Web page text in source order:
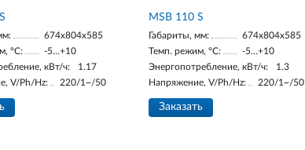
674х804х585
°С:
-5…+10
кВт/ч:
1.17
V/Ph/Hz:
220/1~/50
MSB 110 S
Габариты, мм:
674х804х585
Темп. режим, °С:
-5…+10
Энергопотребление, кВт/ч:
1.3
Напряжение, V/Ph/Hz:
220/1~/50
Заказать